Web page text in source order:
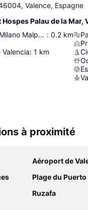
Valence, Espagne
Palau de la
Aeroporto internazionale Milano Malpensa - Silvio Berlusconi : 0.2 km
Valencia: 1 km
à proximité
Aéroport de
Plage du
Ruzafa